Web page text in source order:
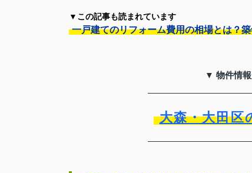
▼この記事も読まれています
一戸建てのリフォーム費用の相場とは？
▼ 物件情
大森・大田区